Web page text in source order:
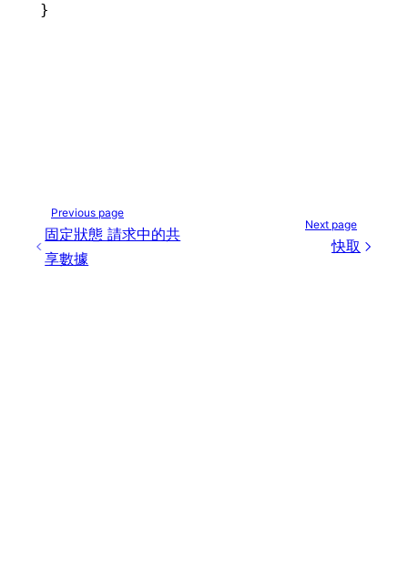
}
Previous page
固定狀態 請求中的共
享數據
Next page
快取